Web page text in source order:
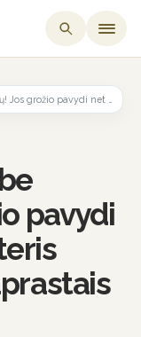
pavydi